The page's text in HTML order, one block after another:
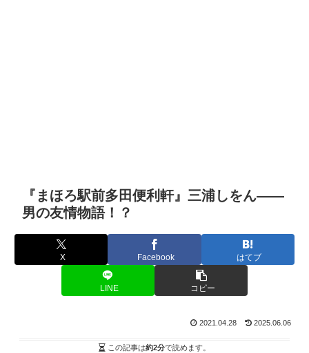
『まほろ駅前多田便利軒』三浦しをん――
男の友情物語！？
X Facebook はてブ
LINE コピー
2021.04.28 2025.06.06
この記事は約2分で読めます。